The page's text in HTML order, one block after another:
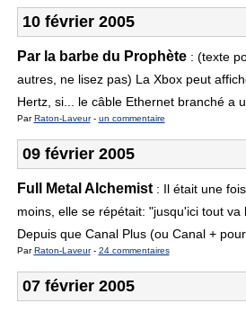
10 février 2005
Par la barbe du Prophète: (texte
autres, ne lisez pas) La Xbox peut
Hertz, si... le câble Ethernet branché a
ParRaton-Laveur- un commentaire
09 février 2005
Full Metal Alchemist: Il était une
moins, elle se répétait: "jusqu'ici tout
Depuis que Canal Plus (ou Canal + pour
ParRaton-Laveur- 24 commentaires
07 février 2005